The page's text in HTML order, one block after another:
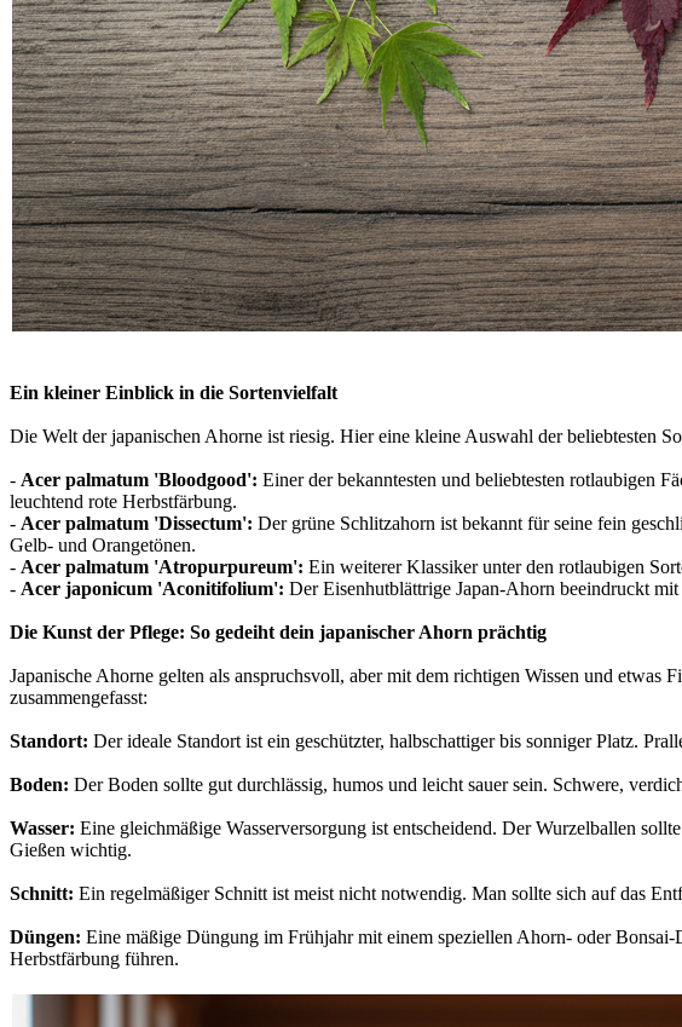
Ein kleiner Einblick in die Sortenvielfalt
Die Welt der japanischen Ahorne ist riesig. Hier eine kleine Auswahl der beliebtesten
- Acer palmatum 'Bloodgood': Einer der bekanntesten und beliebtesten rotlaubigen
leuchtend rote Herbstfärbung.
- Acer palmatum 'Dissectum': Der grüne Schlitzahorn ist bekannt für seine fein
Gelb- und Orangetönen.
- Acer palmatum 'Atropurpureum': Ein weiterer Klassiker unter den rotlaubigen
- Acer japonicum 'Aconitifolium': Der Eisenhutblättrige Japan-Ahorn beeindruckt
Die Kunst der Pflege: So gedeiht dein japanischer Ahorn prächtig
Japanische Ahorne gelten als anspruchsvoll, aber mit dem richtigen Wissen und
zusammengefasst:
Standort: Der ideale Standort ist ein geschützter, halbschattiger bis sonniger Platz.
Boden: Der Boden sollte gut durchlässig, humos und leicht sauer sein. Schwere,
Wasser: Eine gleichmäßige Wasserversorgung ist entscheidend. Der Wurzelballen
Gießen wichtig.
Schnitt: Ein regelmäßiger Schnitt ist meist nicht notwendig. Man sollte sich auf das
Düngen: Eine mäßige Düngung im Frühjahr mit einem speziellen Ahorn- oder
Herbstfärbung führen.